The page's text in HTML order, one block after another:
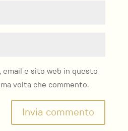
email e sito web in questo
volta che commento.